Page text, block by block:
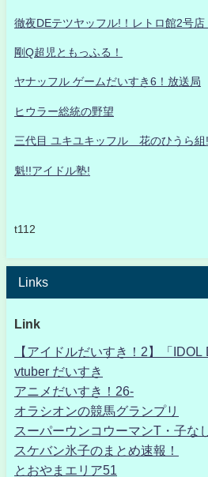
徹夜DEテツヤッフル!！レトロ館2号店
剛Q超児ともっふる！
ヤナッフル ゲームだいすき6！放送局
ヒウラー総統の野望
三代目 ユキユキッフル 花のひうら組!
魁!!アイドル塾!
t112
Links
Link
【アイドルだいすき！2】「IDOL
vtuber だいすき
アニメだいすき！26-
オラシオンの競馬グランプリ
スーパーウンコウーマンT・子なし
スケバン氷子のまとめ速報！
とおやまエリア51